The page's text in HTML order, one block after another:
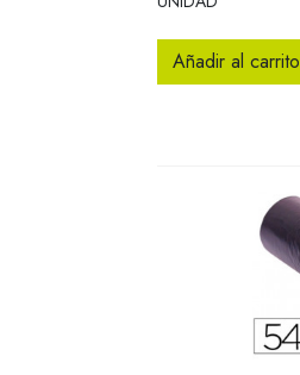
Añadir al carrito